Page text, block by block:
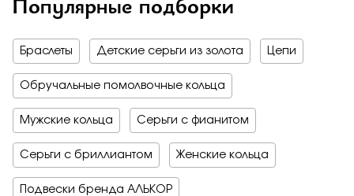
Браслеты Детские серьги из золота Цепи
Обручальные помолвочные кольца
Мужские кольца Серьги с фианитом
Серьги с бриллиантом Женские кольца
Подвески бренда АЛЬКОР